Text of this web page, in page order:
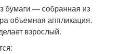
бумаги — собранная из
объемная аппликация.
взрослый.